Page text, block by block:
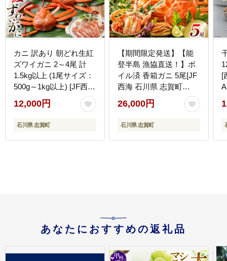
カニ 訳あり 朝どれ生紅
ズワイガニ 2～4尾 計
1.5kg以上 (1尾サイズ：
500g～1kg以上) [JF西海
石川県 志賀町
sk17jkf30064] かに 蟹 紅
ズワイ 紅ズワイガニ 生
ズワイガニ 姿 カニ鍋 カ
12,000円
石川県 志賀町
【期間限定発送】【能
登半島 漁協直送！】ボ
イル済 香箱ガニ 5尾[JF
西海 石川県 志賀町
AM4227] 蟹 カニ かに
ズワイガニ セコガニ メ
ス 内子
26,000円
石川県 志賀町
[
あなたにおすすめの返礼品